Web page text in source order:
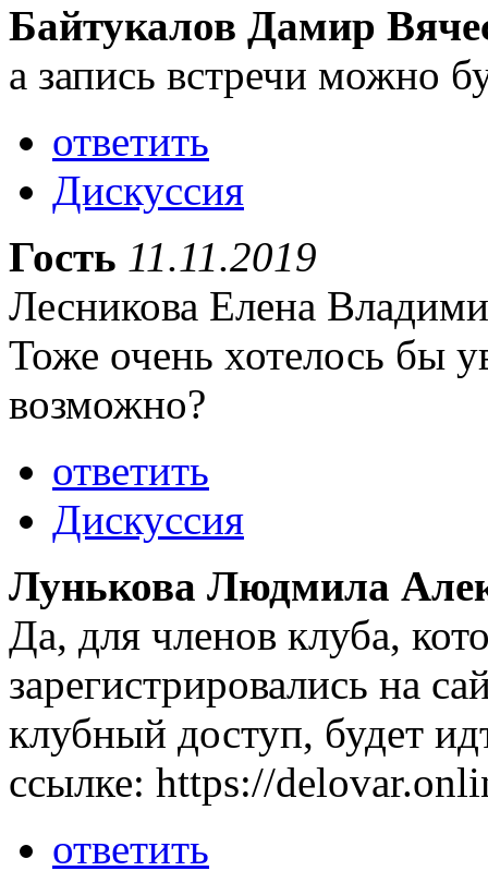
Байтукалов Дамир
а запись встречи можно
ответить
Дискуссия
Гость 11.11.2019
Лесникова Елена
Тоже очень хотелось бы
возможно?
ответить
Дискуссия
Лунькова Людмила
Да, для членов клуба,
зарегистрировались на
клубный доступ, будет
ссылке: https://
ответить